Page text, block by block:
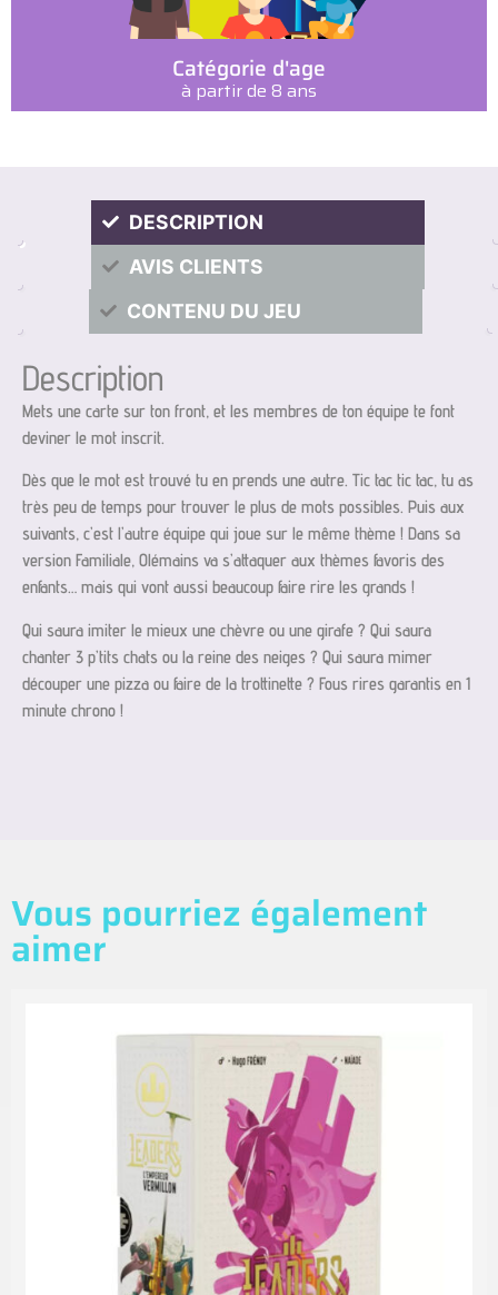
Catégorie d'age
à partir de 8 ans
DESCRIPTION
AVIS CLIENTS
CONTENU DU JEU
Description
Mets une carte sur ton front, et les membres de ton équipe te font
deviner le mot inscrit.
Dès que le mot est trouvé tu en prends une autre. Tic tac tic tac, tu as
très peu de temps pour trouver le plus de mots possibles. Puis aux
suivants, c’est l’autre équipe qui joue sur le même thème ! Dans sa
version Familiale, Olémains va s’attaquer aux thèmes favoris des
enfants… mais qui vont aussi beaucoup faire rire les grands !
Qui saura imiter le mieux une chèvre ou une girafe ? Qui saura
chanter 3 p’tits chats ou la reine des neiges ? Qui saura mimer
découper une pizza ou faire de la trottinette ? Fous rires garantis en 1
minute chrono !
Vous pourriez également
aimer